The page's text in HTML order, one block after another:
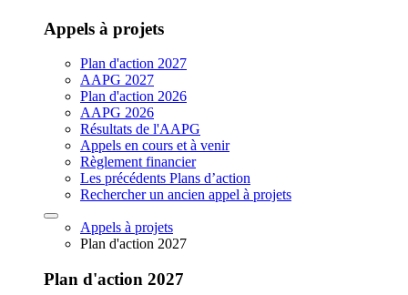
Appels à projets
Plan d'action 2027
AAPG 2027
Plan d'action 2026
AAPG 2026
Résultats de l'AAPG
Appels en cours et à venir
Règlement financier
Les précédents Plans d’action
Rechercher un ancien appel à projets
Appels à projets
Plan d'action 2027
Plan d'action 2027